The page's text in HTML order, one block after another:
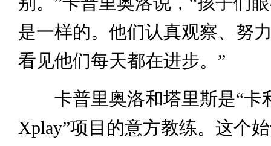
是一样的。他们认真观察、努
看见他们每天都在进步。”
卡普里奥洛和塔里斯是“卡
Xplay”项目的意方教练。这个